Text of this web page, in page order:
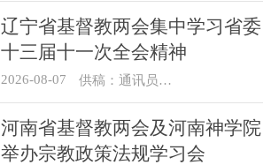
辽宁省基督教两会集中学习省委
十三届十一次全会精神
2026-08-07 供稿：通讯员 顾利民
河南省基督教两会及河南神学院
举办宗教政策法规学习会